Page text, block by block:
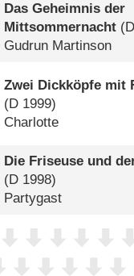
Das Geheimnis der
Mittsommernacht (D
Gudrun Martinson
Zwei Dickköpfe mit
(D 1999)
Charlotte
Die Friseuse und
(D 1998)
Partygast